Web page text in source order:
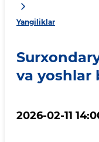
Yangiliklar
va yoshlar
2026-02-11